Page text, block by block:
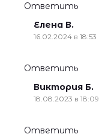
Ответить
Елена В.
16.02.2024 в 18:53
Ответить
Виктория Б.
18.08.2023 в 18:09
Ответить